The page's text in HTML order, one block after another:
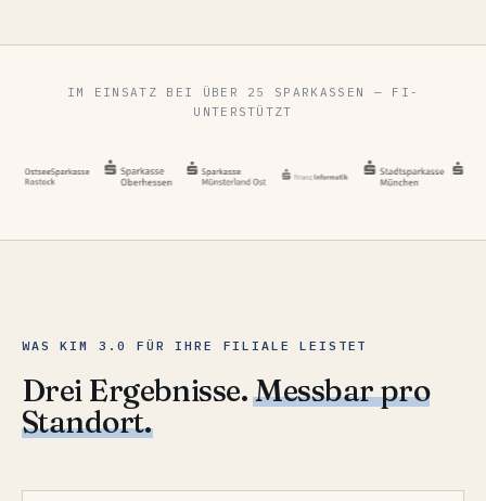
IM EINSATZ BEI ÜBER 25 SPARKASSEN — FI-
UNTERSTÜTZT
WAS KIM 3.0 FÜR IHRE FILIALE LEISTET
Drei Ergebnisse.Messbar pro
Standort.